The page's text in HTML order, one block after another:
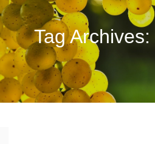
Tag Archives: